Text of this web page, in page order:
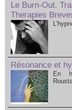
Le Burn-Out.
Therapies
Résonance et
En